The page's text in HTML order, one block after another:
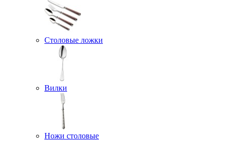
Столовые ложки
Вилки
Ножи столовые